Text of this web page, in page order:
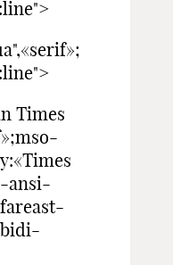
Times
ansi-
bidi-